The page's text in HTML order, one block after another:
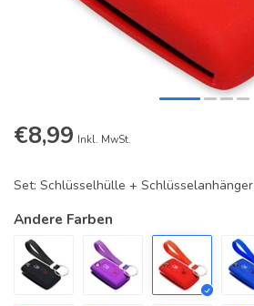
€8,99 Inkl. MwSt.
Set: Schlüsselhülle + Schlüsselanhänger
Andere Farben